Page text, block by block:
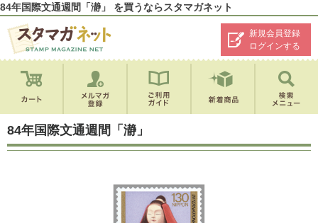
84年国際文通週間「瀞」 を買うならスタマガネット
新規会員登録
ログインする
84年国際文通週間「瀞」